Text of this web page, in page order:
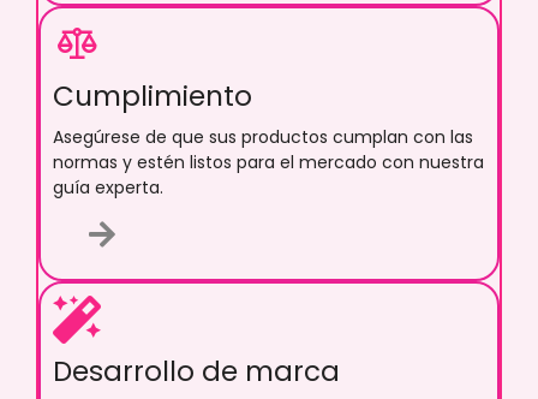
Cumplimiento
Asegúrese de que sus productos cumplan con las
normas y estén listos para el mercado con nuestra
guía experta.
Desarrollo de marca